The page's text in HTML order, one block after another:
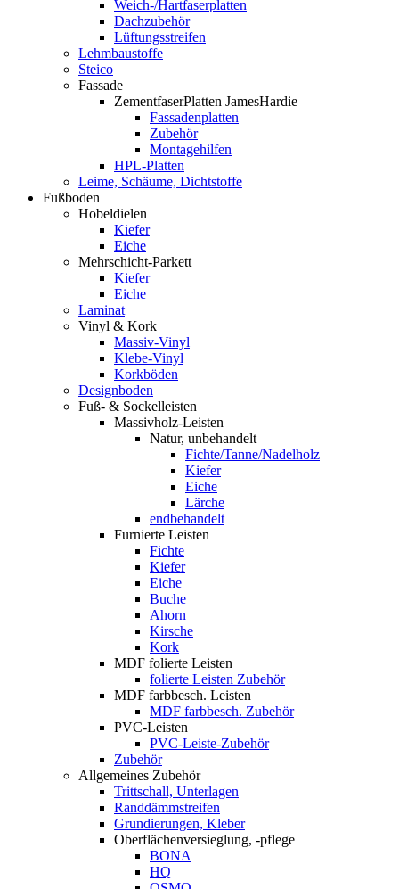
Weich-/Hartfaserplatten
Dachzubehör
Lüftungsstreifen
Lehmbaustoffe
Steico
Fassade
ZementfaserPlatten JamesHardie
Fassadenplatten
Zubehör
Montagehilfen
HPL-Platten
Leime, Schäume, Dichtstoffe
Fußboden
Hobeldielen
Kiefer
Eiche
Mehrschicht-Parkett
Kiefer
Eiche
Laminat
Vinyl & Kork
Massiv-Vinyl
Klebe-Vinyl
Korkböden
Designboden
Fuß- & Sockelleisten
Massivholz-Leisten
Natur, unbehandelt
Fichte/Tanne/Nadelholz
Kiefer
Eiche
Lärche
endbehandelt
Furnierte Leisten
Fichte
Kiefer
Eiche
Buche
Ahorn
Kirsche
Kork
MDF folierte Leisten
folierte Leisten Zubehör
MDF farbbesch. Leisten
MDF farbbesch. Zubehör
PVC-Leisten
PVC-Leiste-Zubehör
Zubehör
Allgemeines Zubehör
Trittschall, Unterlagen
Randdämmstreifen
Grundierungen, Kleber
Oberflächenversieglung, -pflege
BONA
HQ